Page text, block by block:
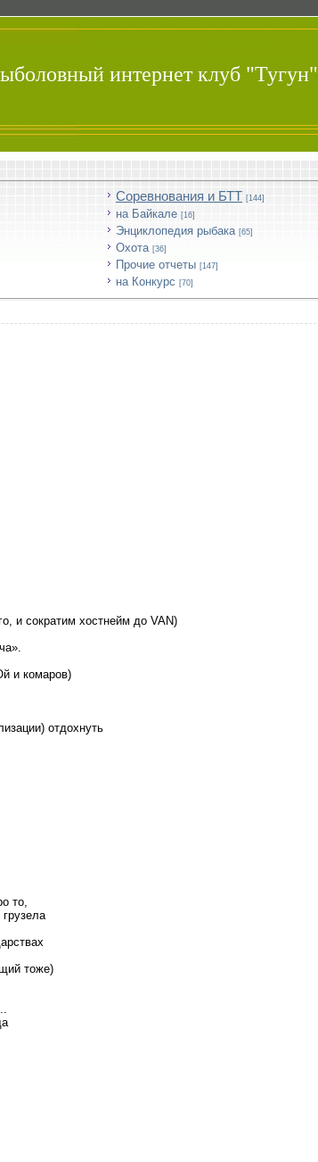
интернет клуб "Тугун"
Соревнования и БТТ [144]
на Байкале [16]
Энциклопедия рыбака [65]
Охота [36]
Прочие отчеты [147]
на Конкурс [70]
и сократим хостнейм до VAN)
и комаров)
отдохнуть
то,
тоже)